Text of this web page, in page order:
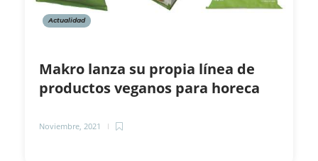
Actualidad
Makro lanza su propia línea de
productos veganos para horeca
Noviembre, 2021